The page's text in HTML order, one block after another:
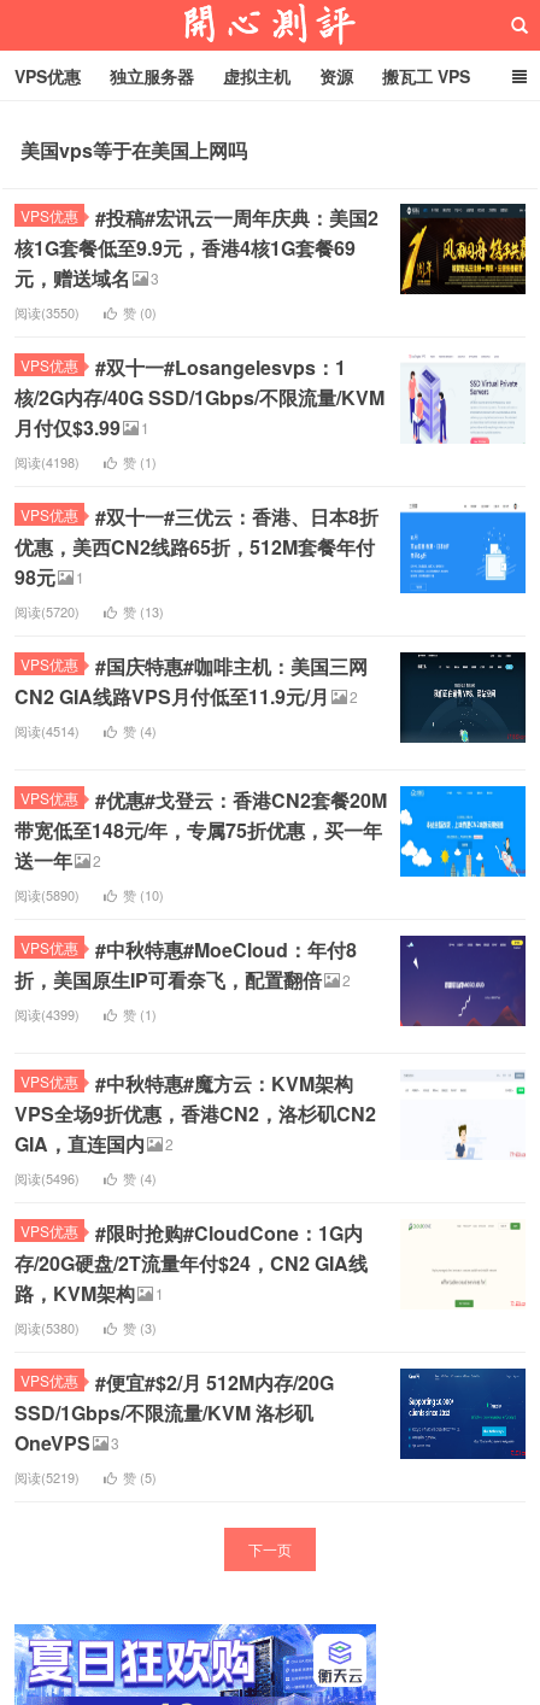
VPS优惠 独立服务器 虚拟主机 资源 搬瓦工 VPS
美国vps等于在美国上网吗
VPS优惠
#投稿#宏讯云一周年庆典：美国2
核1G套餐低至9.9元，香港4核1G套餐69
元，赠送域名
3
阅读(3550) 赞 (0)
VPS优惠
#双十一#Losangelesvps：1
核/2G内存/40G SSD/1Gbps/不限流量/KVM
月付仅$3.99
1
阅读(4198) 赞 (1)
VPS优惠
#双十一#三优云：香港、日本8折
优惠，美西CN2线路65折，512M套餐年付
98元
1
阅读(5720) 赞 (13)
VPS优惠
#国庆特惠#咖啡主机：美国三网
CN2 GIA线路VPS月付低至11.9元/月
2
阅读(4514) 赞 (4)
VPS优惠
#优惠#戈登云：香港CN2套餐20M
带宽低至148元/年，专属75折优惠，买一年
送一年
2
阅读(5890) 赞 (10)
VPS优惠
#中秋特惠#MoeCloud：年付8
折，美国原生IP可看奈飞，配置翻倍
2
阅读(4399) 赞 (1)
VPS优惠
#中秋特惠#魔方云：KVM架构
VPS全场9折优惠，香港CN2，洛杉矶CN2
GIA，直连国内
2
阅读(5496) 赞 (4)
VPS优惠
#限时抢购#CloudCone：1G内
存/20G硬盘/2T流量年付$24，CN2 GIA线
路，KVM架构
1
阅读(5380) 赞 (3)
VPS优惠
#便宜#$2/月 512M内存/20G
SSD/1Gbps/不限流量/KVM 洛杉矶
OneVPS
3
阅读(5219) 赞 (5)
下一页